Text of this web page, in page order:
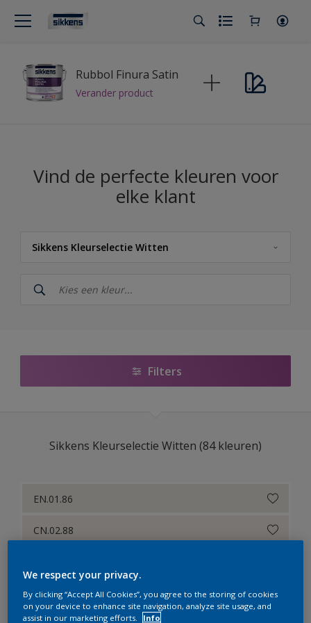
Rubbol Finura Satin
Verander product
Vind de perfecte kleuren voor
elke klant
Sikkens Kleurselectie Witten
Sikkens
Sikkens 5051
Sikkens Kleurselectie Grijzen
Sikkens Gezondheidszorg
Filters
Sikkens Kleurselectie Witten (84 kleuren)
EN.01.86
CN.02.88
EN.02.90
We respect your privacy.
By clicking “Accept All Cookies”, you agree to the storing of cookies
on your device to enhance site navigation, analyze site usage, and
assist in our marketing efforts.
Info